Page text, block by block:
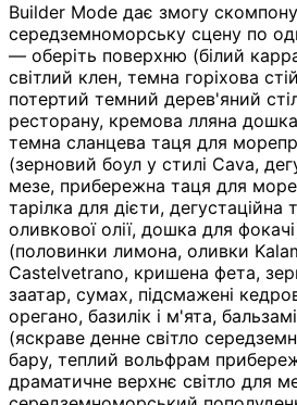
Builder Mode дає змогу
середземноморську сцену по
— оберіть поверхню (білий
світлий клен, темна горіхова
потертий темний дерев'яний
ресторану, кремова лляна дошка
темна сланцева таця для
(зерновий боул у стилі Cava,
мезе, прибережна таця для
тарілка для дієти, дегустаційна
оливкової олії, дошка для
(половинки лимона, оливки
Castelvetrano, кришена фета,
заатар, сумах, підсмажені
орегано, базилік і м'ята,
(яскраве денне світло
бару, теплий вольфрам
драматичне верхнє світло для